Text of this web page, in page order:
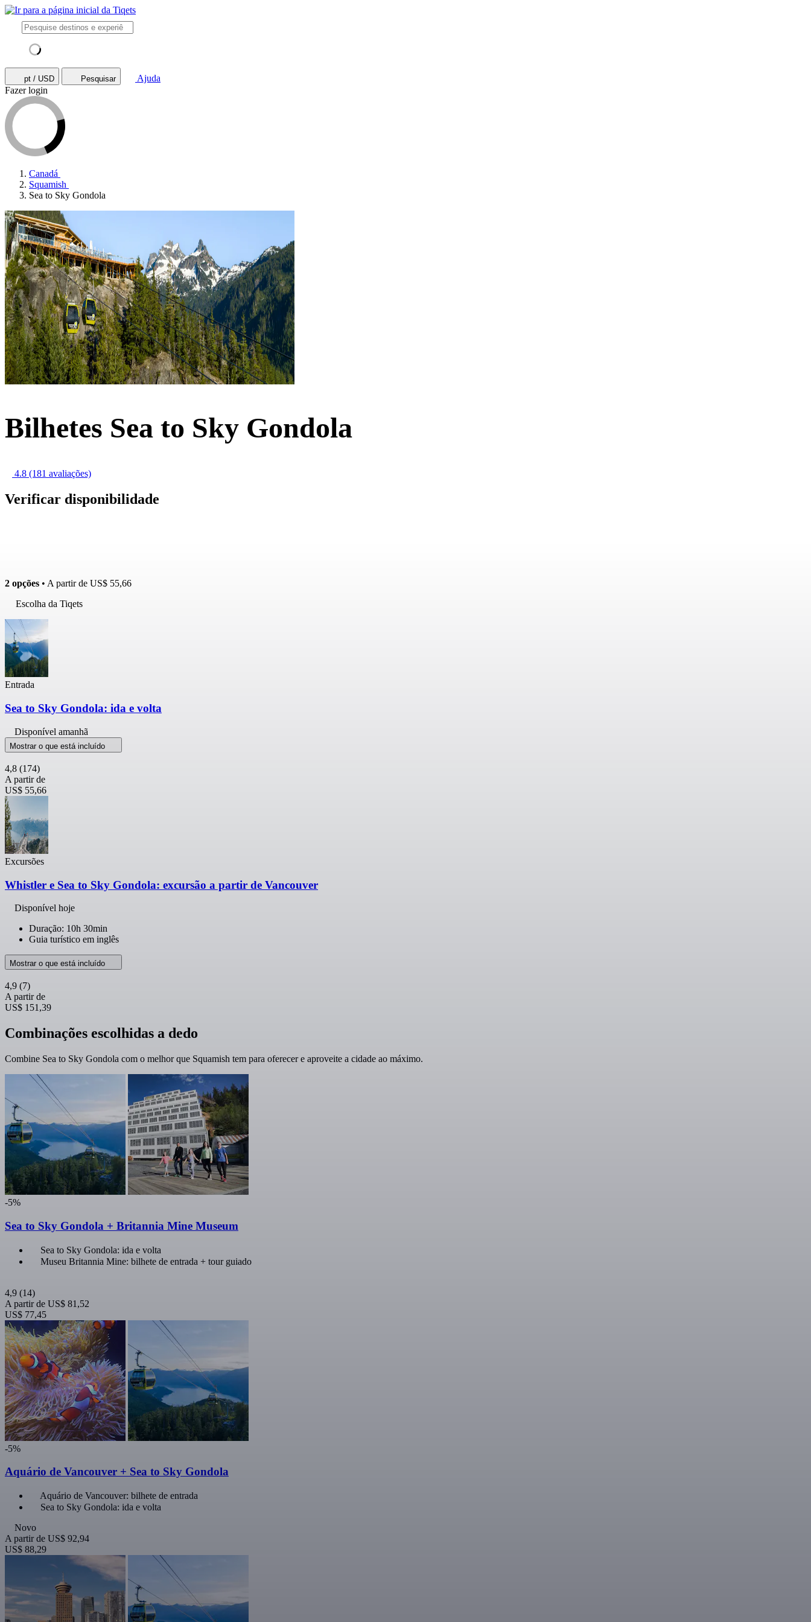
pt / USD Pesquisar
Ajuda
Fazer login
Canadá
Squamish
Sea to Sky Gondola
Bilhetes Sea to Sky Gondola
4.8 (181 avaliações)
Verificar disponibilidade
2 opções • A partir de US$ 55,66
Escolha da Tiqets
Entrada
Sea to Sky Gondola: ida e volta
Disponível amanhã
Mostrar o que está incluído
4,8 (174)
A partir de
US$ 55,66
Excursões
Whistler e Sea to Sky Gondola: excursão a partir de Vancouver
Disponível hoje
Duração: 10h 30min
Guia turístico em inglês
Mostrar o que está incluído
4,9 (7)
A partir de
US$ 151,39
Combinações escolhidas a dedo
Combine Sea to Sky Gondola com o melhor que Squamish tem para oferecer e aproveite a cidade ao máximo.
-5%
Sea to Sky Gondola + Britannia Mine Museum
Sea to Sky Gondola: ida e volta
Museu Britannia Mine: bilhete de entrada + tour guiado
4,9 (14)
A partir de US$ 81,52
US$ 77,45
-5%
Aquário de Vancouver + Sea to Sky Gondola
Aquário de Vancouver: bilhete de entrada
Sea to Sky Gondola: ida e volta
Novo
A partir de US$ 92,94
US$ 88,29